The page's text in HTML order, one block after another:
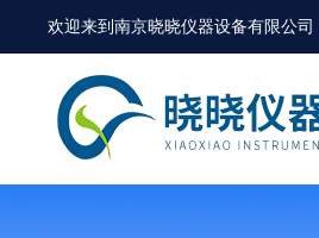
欢迎来到南京晓晓仪器设备有限公司